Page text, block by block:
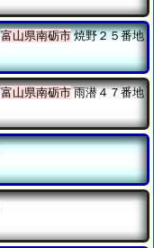
富山県南砺市焼野２５番地
富山県南砺市雨潜４７番地